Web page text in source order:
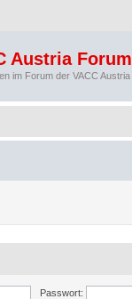
Austria Forum
im Forum der VACC Austria
Passwort: